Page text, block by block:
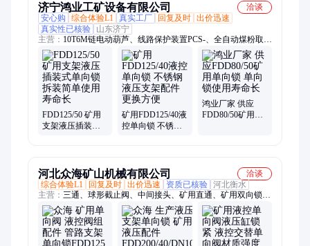
济宁鸿业工矿设备有限公司
洽谈
安心购
综合体验L1 真实工厂 回复及时 出价迅速
真实性已核验
山东济宁
主营： 10T6M链电动葫芦、线路保护装置PCS-、全自动煤粉取样
器、PKD型矿用配电箱、矿用电缆、真空断路器、双通道无动力
洗靴机、防爆对讲机、矿车轮对、柴油三轮车、煤气排水器、水
力喷射器、行走轮组件、除铁器、滑轮组、摆线针轮减速机、凿
井绞车、塑料溜槽、照明综合保护装置
FDD125/50 矿用
支架液压插装式
矿用FDD125/40液
控单向锁 不锈钢
鸿业厂家 供应
FDD80/50矿用单
河北众海矿山机械有限公司
洽谈
综合体验L1
回复及时 出价迅速 资质已核验 河北衡水
主营： 三通、球形截止阀、中间接头、矿用直通、矿用双向锁、
F型三通、Y型三通、T型三通、安全阀、堵头、螺纹接头、接头
座、弯头、焊接半通、四通、活母弯头、弯通